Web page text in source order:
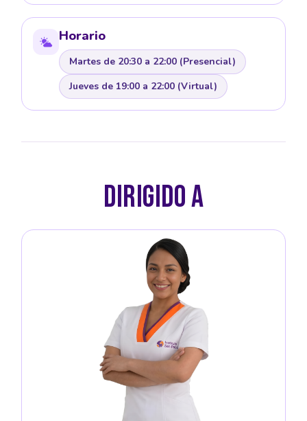
Horario
Martes de 20:30 a 22:00 (Presencial)
Jueves de 19:00 a 22:00 (Virtual)
DIRIGIDO A